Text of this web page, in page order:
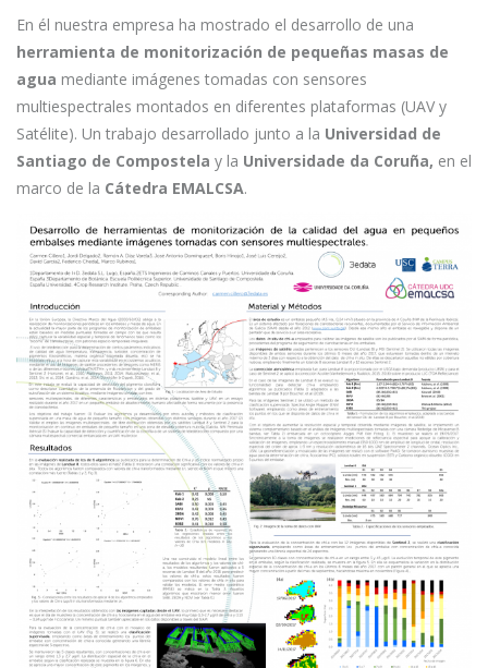
En él nuestra empresa ha mostrado el desarrollo de una
herramienta de monitorización de pequeñas masas de
agua mediante imágenes tomadas con sensores
multiespectrales montados en diferentes plataformas (UAV y
Satélite). Un trabajo desarrollado junto a la Universidad de
Santiago de Compostela y la Universidade da Coruña, en el
marco de la Cátedra EMALCSA.